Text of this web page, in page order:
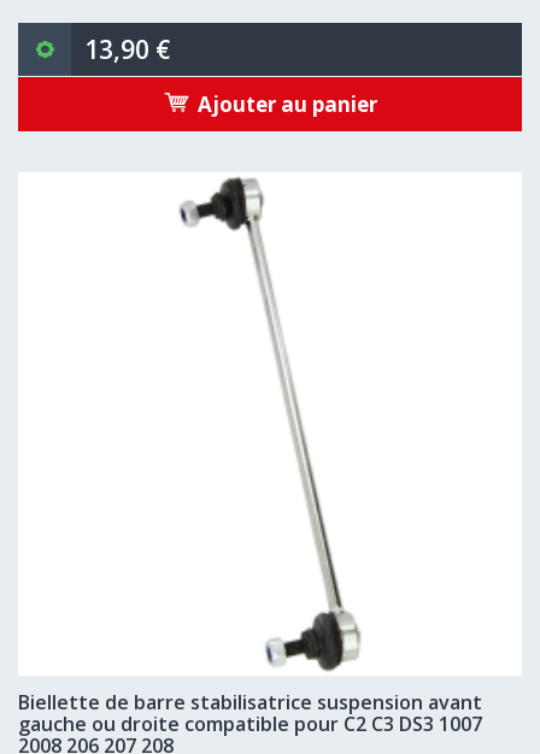
13,90 €
Ajouter au panier
Biellette de barre stabilisatrice suspension avant
gauche ou droite compatible pour C2 C3 DS3 1007
2008 206 207 208